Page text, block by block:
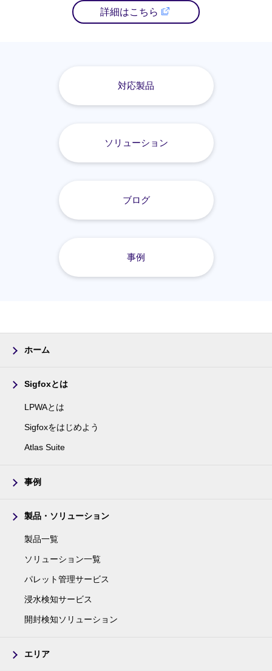
詳細はこちら
対応製品
ソリューション
ブログ
事例
ホーム
Sigfoxとは
LPWAとは
Sigfoxをはじめよう
Atlas Suite
事例
製品・ソリューション
製品一覧
ソリューション一覧
パレット管理サービス
浸水検知サービス
開封検知ソリューション
エリア